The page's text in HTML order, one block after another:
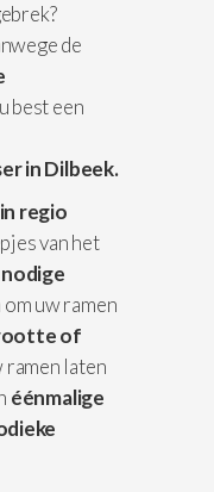
de
best een
in Dilbeek.
regio
van het
nodige
om uw ramen
of
ramen laten
éénmalige